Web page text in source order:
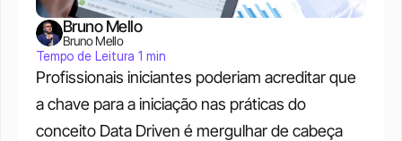
Profissionais iniciantes poderiam acreditar que
a chave para a iniciação nas práticas do
conceito Data Driven é mergulhar de cabeça
Bruno Mello
Bruno Mello
Tempo de Leitura 1 min